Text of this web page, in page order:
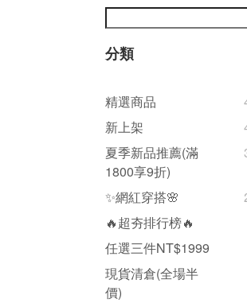
分類
精選商品
新上架
夏季新品推薦(滿
1800享9折)
✨網紅穿搭🌸
🔥超夯排行榜🔥
任選三件NT$1999
現貨清倉(全場半
價)